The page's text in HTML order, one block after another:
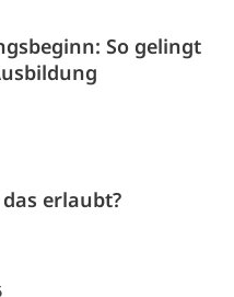
So gelingt
erlaubt?